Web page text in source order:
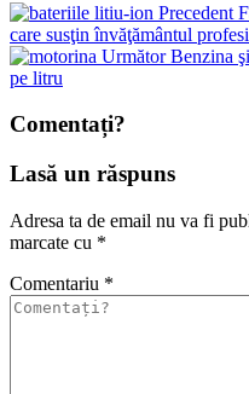
Precedent
care susţin învăţământul
Următor Benzina
pe litru
Comentați?
Lasă un răspuns
Adresa ta de email nu va fi
marcate cu *
Comentariu *